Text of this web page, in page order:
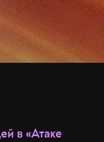
в «Атаке